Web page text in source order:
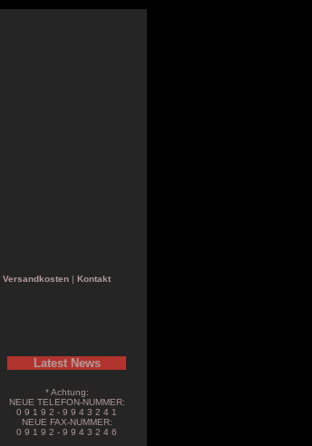
Versandkosten| Kontakt
Latest News
* Achtung:
NEUE TELEFON-NUMMER:
0 9 1 9 2 - 9 9 4 3 2 4 1
NEUE FAX-NUMMER:
0 9 1 9 2 - 9 9 4 3 2 4 6